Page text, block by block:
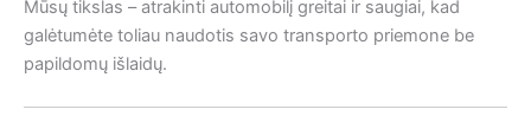
Mūsų tikslas – atrakinti automobilį greitai ir saugiai, kad
galėtumėte toliau naudotis savo transporto priemone be
papildomų išlaidų.